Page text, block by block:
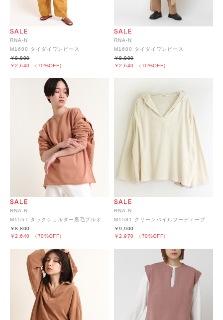
RNA-N
M1600 タイダイワンピース
￥2,640 （70%OFF）
￥8,800
RNA-N
M1600 タイダイワンピース
￥2,640 （70%OFF）
￥8,800
RNA-N
M1557 タックショルダー裏毛プルオーバー
￥2,640 （70%OFF）
￥8,800
RNA-N
M1581 クリーンパイルフーディープルオーバー
￥2,970 （70%OFF）
￥9,900